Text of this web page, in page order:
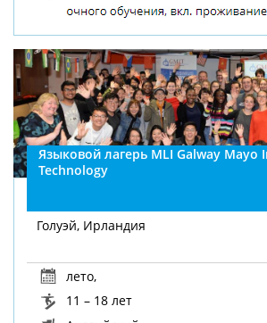
Языковой лагерь MLI Galway
Technology
Голуэй, Ирландия
лето,
11 – 18 лет